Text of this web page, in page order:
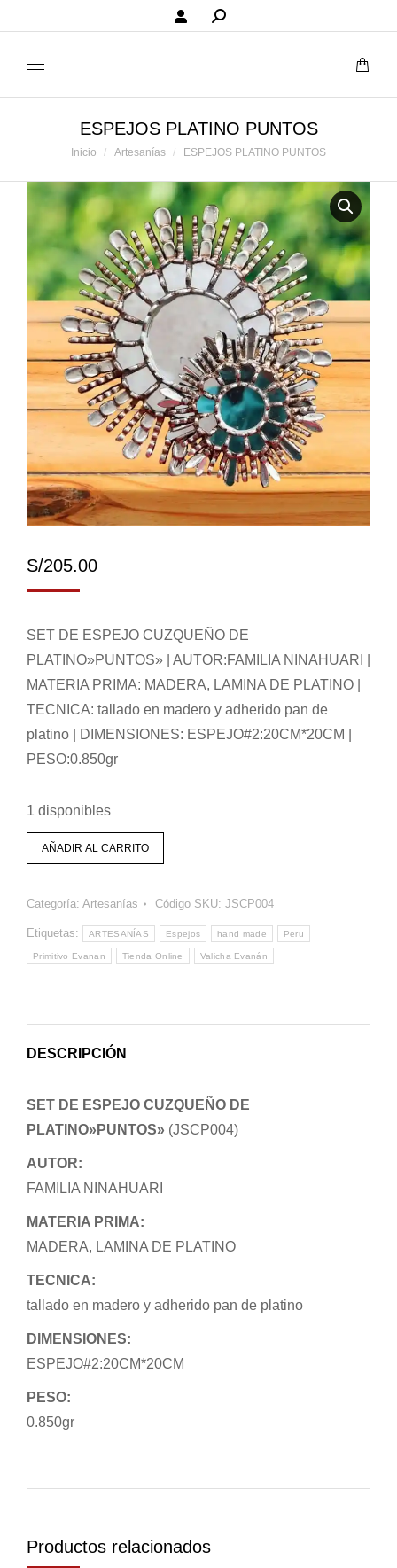
Buscar:
ESPEJOS PLATINO PUNTOS
Estás aquí:
Inicio Artesanías ESPEJOS PLATINO PUNTOS
S/205.00
SET DE ESPEJO CUZQUEÑO DE
PLATINO»PUNTOS» | AUTOR:FAMILIA NINAHUARI |
MATERIA PRIMA: MADERA, LAMINA DE PLATINO |
TECNICA: tallado en madero y adherido pan de
platino | DIMENSIONES: ESPEJO#2:20CM*20CM |
PESO:0.850gr
1 disponibles
AÑADIR AL CARRITO
Categoría: Artesanías Código SKU: JSCP004
Etiquetas: ARTESANÍAS Espejos hand made Peru
Primitivo Evanan Tienda Online Valicha Evanán
DESCRIPCIÓN
SET DE ESPEJO CUZQUEÑO DE
PLATINO»PUNTOS» (JSCP004)
AUTOR:
FAMILIA NINAHUARI
MATERIA PRIMA:
MADERA, LAMINA DE PLATINO
TECNICA:
tallado en madero y adherido pan de platino
DIMENSIONES:
ESPEJO#2:20CM*20CM
PESO:
0.850gr
Productos relacionados